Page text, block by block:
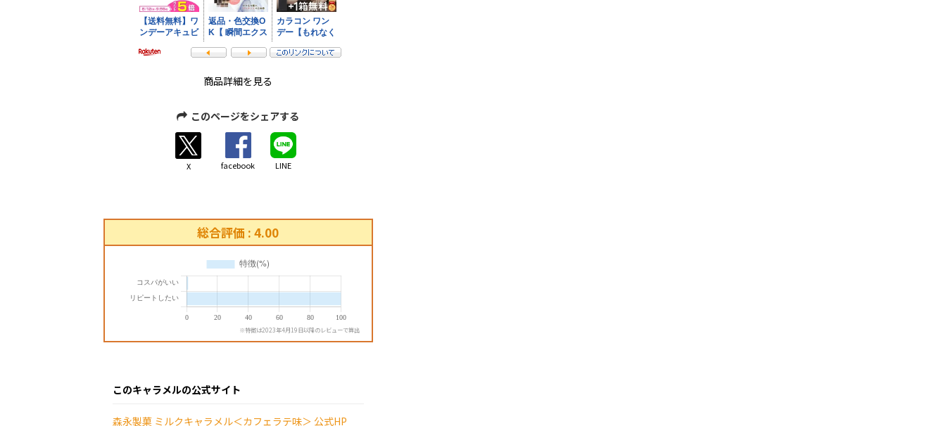
商品詳細を見る
このページをシェアする
X facebook LINE
総合評価 : 4.00
※特徴は2023年4月19日以降のレビューで算出
このキャラメルの公式サイト
森永製菓 ミルクキャラメル＜カフェラテ味＞ 公式HP